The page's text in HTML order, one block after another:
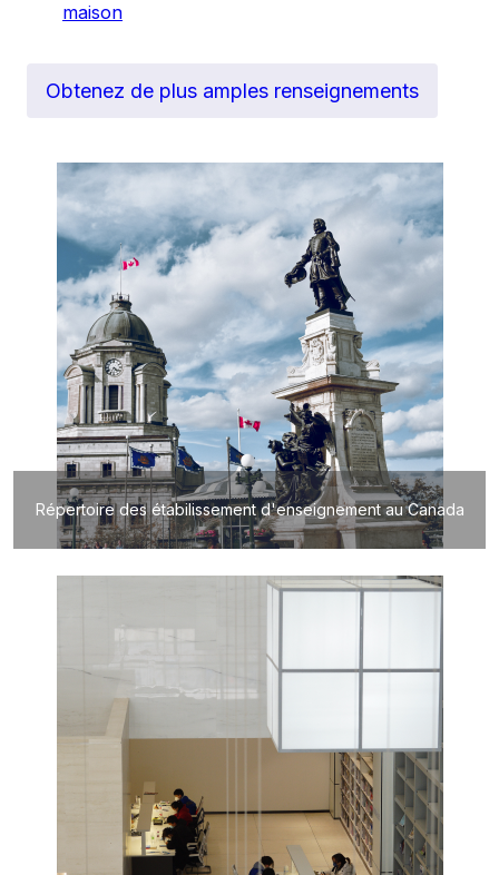
maison
Obtenez de plus amples renseignements
Répertoire des étabilissement d'enseignement au Canada